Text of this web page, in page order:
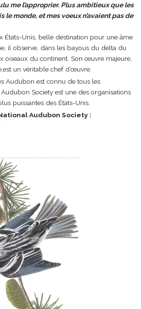
me l’approprier. Plus ambitieux que les
le monde, et mes voeux n’avaient pas de
États-Unis, belle destination pour une âme
il observe, dans les bayous du delta du
oiseaux du continent. Son œuvre majeure,
un véritable chef d’œuvre.
Audubon est connu de tous les
Society est une des organisations
puissantes des États-Unis.
Audubon Society :